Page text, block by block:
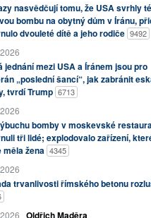
nasvědčují tomu, že USA svrhly
bombu na obytný dům v Íránu,
dvouleté dítě a jeho rodiče 9492
jednání mezi USA a Íránem jsou pro
„poslední šancí“, jak zabránit
tvrdí Trump 6713
bomby v moskevské
tři lidé; explodovalo zařízení,
měla žena 4345
trvanlivosti římského betonu
Oldřich Maděra